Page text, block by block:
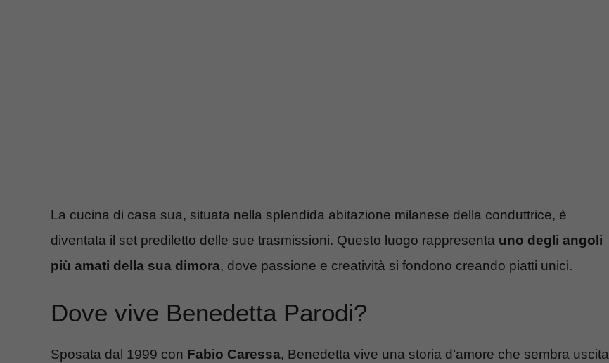
La cucina di casa sua, situata nella splendida abitazione milanese della conduttrice, è
diventata il set prediletto delle sue trasmissioni. Questo luogo rappresenta uno degli angoli
più amati della sua dimora, dove passione e creatività si fondono creando piatti unici.
Dove vive Benedetta Parodi?
Sposata dal 1999 con Fabio Caressa, Benedetta vive una storia d’amore che sembra uscita